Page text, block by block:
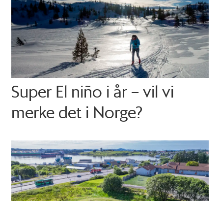
Super El niño i år – vil vi
merke det i Norge?